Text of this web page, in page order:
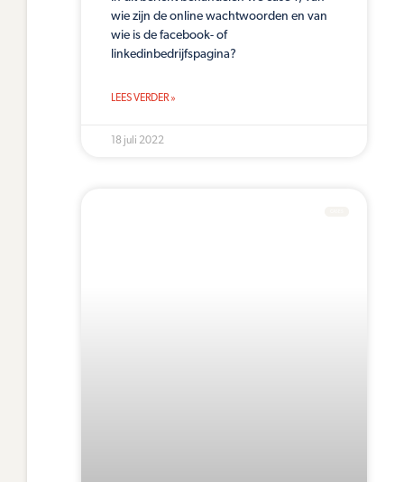
wie zijn de online wachtwoorden en van
wie is de facebook- of
linkedinbedrijfspagina?
LEES VERDER »
18 juli 2022